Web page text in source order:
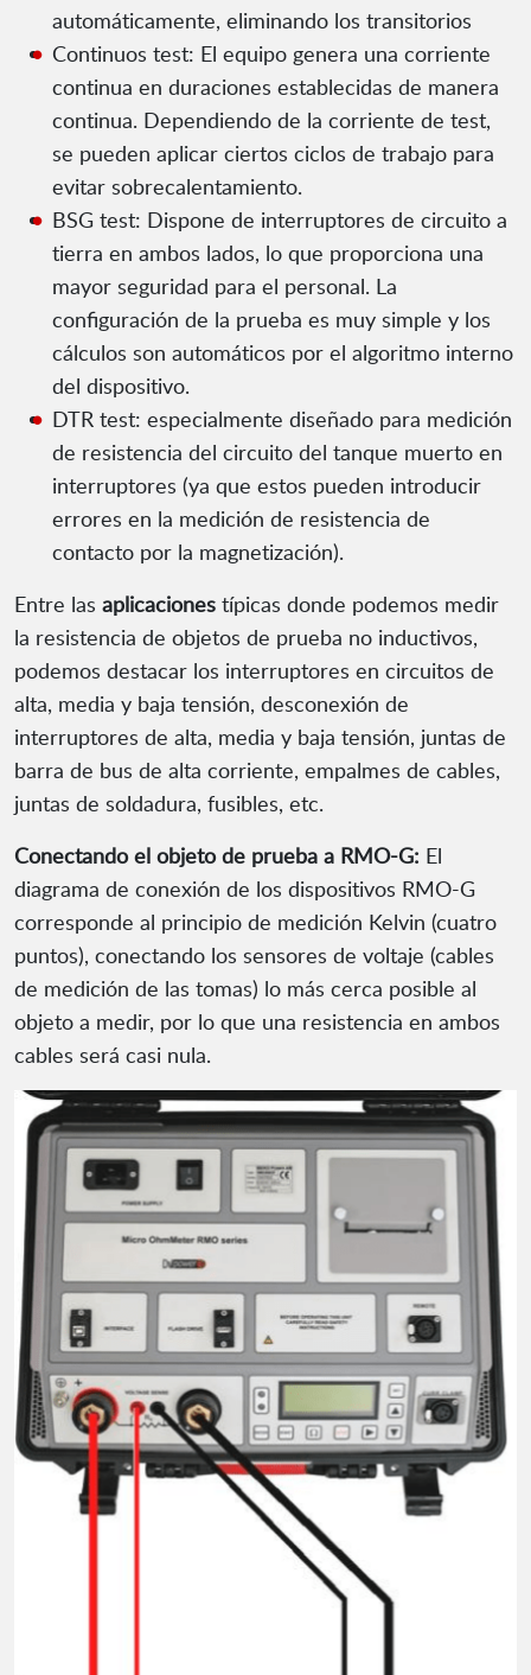
automáticamente, eliminando los transitorios
Continuos test: El equipo genera una corriente
continua en duraciones establecidas de manera
continua. Dependiendo de la corriente de test,
se pueden aplicar ciertos ciclos de trabajo para
evitar sobrecalentamiento.
BSG test: Dispone de interruptores de circuito a
tierra en ambos lados, lo que proporciona una
mayor seguridad para el personal. La
configuración de la prueba es muy simple y los
cálculos son automáticos por el algoritmo interno
del dispositivo.
DTR test: especialmente diseñado para medición
de resistencia del circuito del tanque muerto en
interruptores (ya que estos pueden introducir
errores en la medición de resistencia de
contacto por la magnetización).
Entre las aplicaciones típicas donde podemos medir
la resistencia de objetos de prueba no inductivos,
podemos destacar los interruptores en circuitos de
alta, media y baja tensión, desconexión de
interruptores de alta, media y baja tensión, juntas de
barra de bus de alta corriente, empalmes de cables,
juntas de soldadura, fusibles, etc.
Conectando el objeto de prueba a RMO-G: El
diagrama de conexión de los dispositivos RMO-G
corresponde al principio de medición Kelvin (cuatro
puntos), conectando los sensores de voltaje (cables
de medición de las tomas) lo más cerca posible al
objeto a medir, por lo que una resistencia en ambos
cables será casi nula.